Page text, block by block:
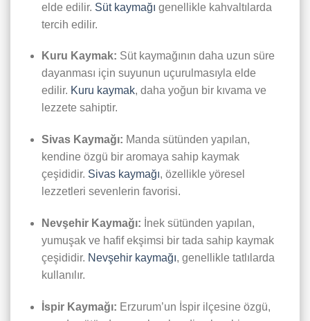
elde edilir. Süt kaymağı genellikle kahvaltılarda
tercih edilir.
Kuru Kaymak: Süt kaymağının daha uzun süre
dayanması için suyunun uçurulmasıyla elde
edilir. Kuru kaymak, daha yoğun bir kıvama ve
lezzete sahiptir.
Sivas Kaymağı: Manda sütünden yapılan,
kendine özgü bir aromaya sahip kaymak
çeşididir. Sivas kaymağı, özellikle yöresel
lezzetleri sevenlerin favorisi.
Nevşehir Kaymağı: İnek sütünden yapılan,
yumuşak ve hafif ekşimsi bir tada sahip kaymak
çeşididir. Nevşehir kaymağı, genellikle tatlılarda
kullanılır.
İspir Kaymağı: Erzurum’un İspir ilçesine özgü,